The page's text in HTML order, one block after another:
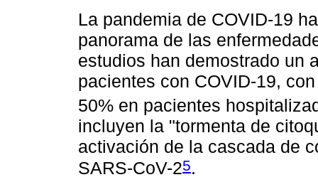
La pandemia de COVID-19
panorama de las
estudios han demostrado un
pacientes con COVID-19,
50% en pacientes
incluyen la "tormenta de
activación de la cascada de
SARS-CoV-25.